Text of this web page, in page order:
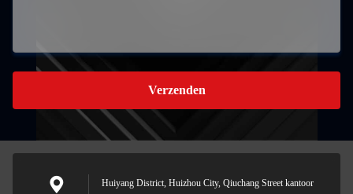
Verzenden
Huiyang District, Huizhou City, Qiuchang Street kantoor